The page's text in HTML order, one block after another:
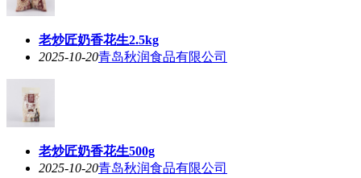
老炒匠奶香花生2.5kg
2025-10-20青岛秋润食品有限公司
老炒匠奶香花生500g
2025-10-20青岛秋润食品有限公司